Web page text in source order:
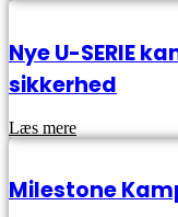
Nye U-SERIE
sikkerhed
Læs mere
Milestone